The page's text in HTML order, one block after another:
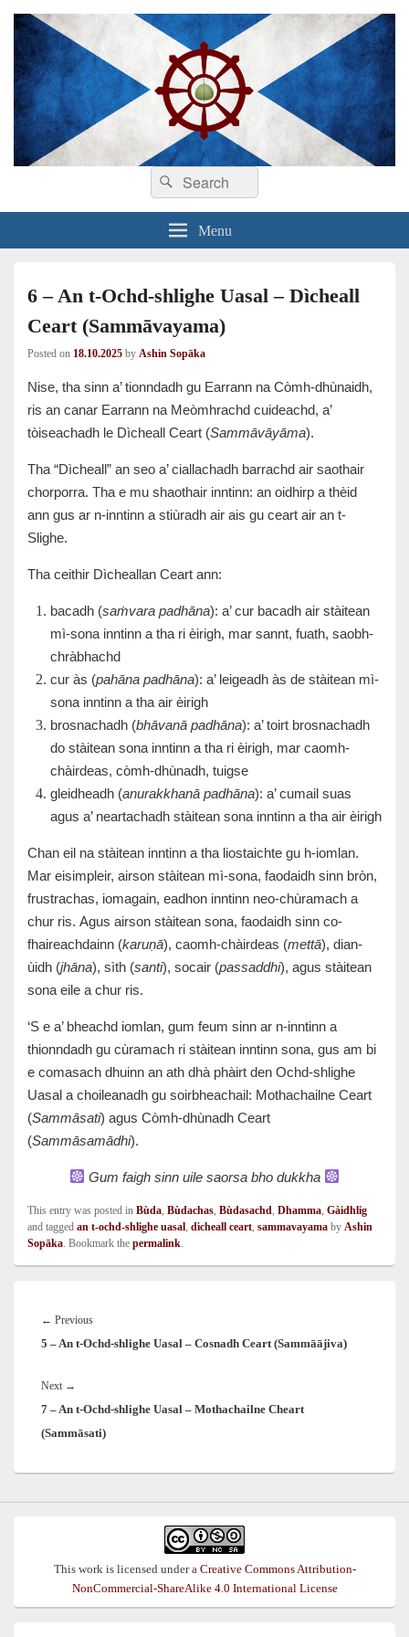
Search
for:
Search
Menu
6 – An t-Ochd-shlighe Uasal – Dìcheall
Ceart (Sammāvayama)
Posted on 18.10.2025 by Ashin Sopāka
Nise, tha sinn a’ tionndadh gu Earrann na Còmh-dhùnaidh,
ris an canar Earrann na Meòmhrachd cuideachd, a’
tòiseachadh le Dìcheall Ceart (Sammāvāyāma).
Tha “Dìcheall” an seo a’ ciallachadh barrachd air saothair
chorporra. Tha e mu shaothair inntinn: an oidhirp a thèid
ann gus ar n-inntinn a stiùradh air ais gu ceart air an t-
Slighe.
Tha ceithir Dìcheallan Ceart ann:
bacadh (saṁvara padhāna): a’ cur bacadh air stàitean
mì-sona inntinn a tha ri èirigh, mar sannt, fuath, saobh-
chràbhachd
cur às (pahāna padhāna): a’ leigeadh às de stàitean mì-
sona inntinn a tha air èirigh
brosnachadh (bhāvanā padhāna): a’ toirt brosnachadh
do stàitean sona inntinn a tha ri èirigh, mar caomh-
chàirdeas, còmh-dhùnadh, tuigse
gleidheadh (anurakkhanā padhāna): a’ cumail suas
agus a’ neartachadh stàitean sona inntinn a tha air èirigh
Chan eil na stàitean inntinn a tha liostaichte gu h-iomlan.
Mar eisimpleir, airson stàitean mì-sona, faodaidh sinn bròn,
frustrachas, iomagain, eadhon inntinn neo-chùramach a
chur ris. Agus airson stàitean sona, faodaidh sinn co-
fhaireachdainn (karuṇā), caomh-chàirdeas (mettā), dian-
ùidh (jhāna), sìth (santi), socair (passaddhi), agus stàitean
sona eile a chur ris.
‘S e a’ bheachd iomlan, gum feum sinn ar n-inntinn a
thionndadh gu cùramach ri stàitean inntinn sona, gus am bi
e comasach dhuinn an ath dhà phàirt den Ochd-shlighe
Uasal a choileanadh gu soirbheachail: Mothachailne Ceart
(Sammāsati) agus Còmh-dhùnadh Ceart
(Sammāsamādhi).
Gum faigh sinn uile saorsa bho dukkha
This entry was posted in Bùda, Bùdachas, Bùdasachd, Dhamma, Gàidhlig
and tagged an t-ochd-shlighe uasal, dìcheall ceart, sammavayama by Ashin
Sopāka. Bookmark the permalink.
navigation
← PreviousPrevious
post:
5 – An t-Ochd-shlighe Uasal – Cosnadh Ceart (Sammāājiva)
Next →
post:
7 – An t-Ochd-shlighe Uasal – Mothachailne Cheart
(Sammāsati)
This work is licensed under a Creative Commons Attribution-
NonCommercial-ShareAlike 4.0 International License